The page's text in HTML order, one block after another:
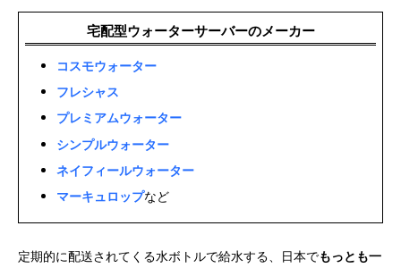
宅配型ウォーターサーバーのメーカー
コスモウォーター
フレシャス
プレミアムウォーター
シンプルウォーター
ネイフィールウォーター
マーキュロップなど
定期的に配送されてくる水ボトルで給水する、日本でもっとも一